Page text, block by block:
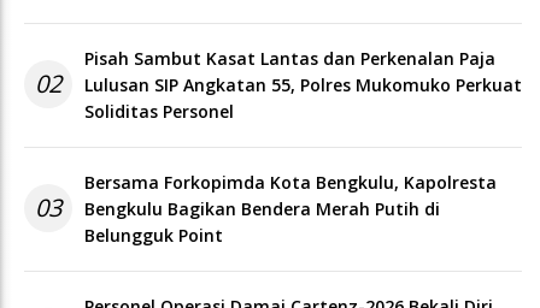
02
Pisah Sambut Kasat Lantas dan Perkenalan Paja
Lulusan SIP Angkatan 55, Polres Mukomuko Perkuat
Soliditas Personel
03
Bersama Forkopimda Kota Bengkulu, Kapolresta
Bengkulu Bagikan Bendera Merah Putih di
Belungguk Point